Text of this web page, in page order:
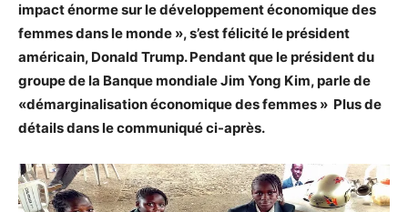
impact énorme sur le développement économique des
femmes dans le monde », s’est félicité le président
américain, Donald Trump. Pendant que le président du
groupe de la Banque mondiale Jim Yong Kim, parle de
«démarginalisation économique des femmes » Plus de
détails dans le communiqué ci-après.